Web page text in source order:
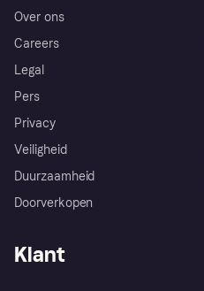
Over ons
Careers
Legal
Pers
Privacy
Veiligheid
Duurzaamheid
Doorverkopen
Klant